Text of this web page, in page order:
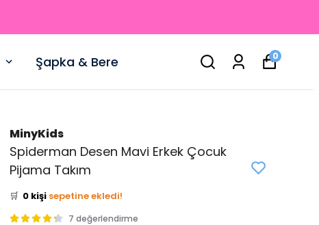
Şapka & Bere 0
MinyKids
Spiderman Desen Mavi Erkek Çocuk
Pijama Takım
👀 2 kişi
Bu ürünü
🛒 0 kişi sepetine ekledi!
✅
Bugün 0 adet7 değerlendirme